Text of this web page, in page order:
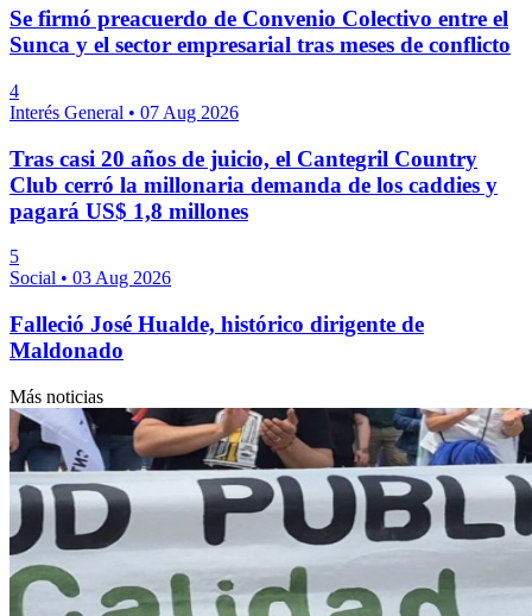
Se firmó preacuerdo de Convenio Colectivo entre el
Sunca y el sector empresarial tras meses de conflicto
4
Interés General • 07 Aug 2026
Tras casi 20 años de juicio, el Cantegril Country
Club cerró la millonaria demanda de los caddies y
pagará US$ 1,8 millones
5
Social • 03 Aug 2026
Falleció José Hualde, histórico dirigente de
Maldonado
Más noticias